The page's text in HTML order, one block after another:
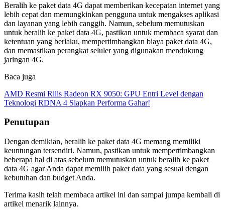
Beralih ke paket data 4G dapat memberikan kecepatan internet yang
lebih cepat dan memungkinkan pengguna untuk mengakses aplikasi
dan layanan yang lebih canggih. Namun, sebelum memutuskan
untuk beralih ke paket data 4G, pastikan untuk membaca syarat dan
ketentuan yang berlaku, mempertimbangkan biaya paket data 4G,
dan memastikan perangkat seluler yang digunakan mendukung
jaringan 4G.
Baca juga
AMD Resmi Rilis Radeon RX 9050: GPU Entri Level dengan
Teknologi RDNA 4 Siapkan Performa Gahar!
Penutupan
Dengan demikian, beralih ke paket data 4G memang memiliki
keuntungan tersendiri. Namun, pastikan untuk mempertimbangkan
beberapa hal di atas sebelum memutuskan untuk beralih ke paket
data 4G agar Anda dapat memilih paket data yang sesuai dengan
kebutuhan dan budget Anda.
Terima kasih telah membaca artikel ini dan sampai jumpa kembali di
artikel menarik lainnya.